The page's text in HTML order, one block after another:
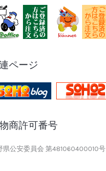
ページ
商許可番号
県公安委員会 第481060400010号